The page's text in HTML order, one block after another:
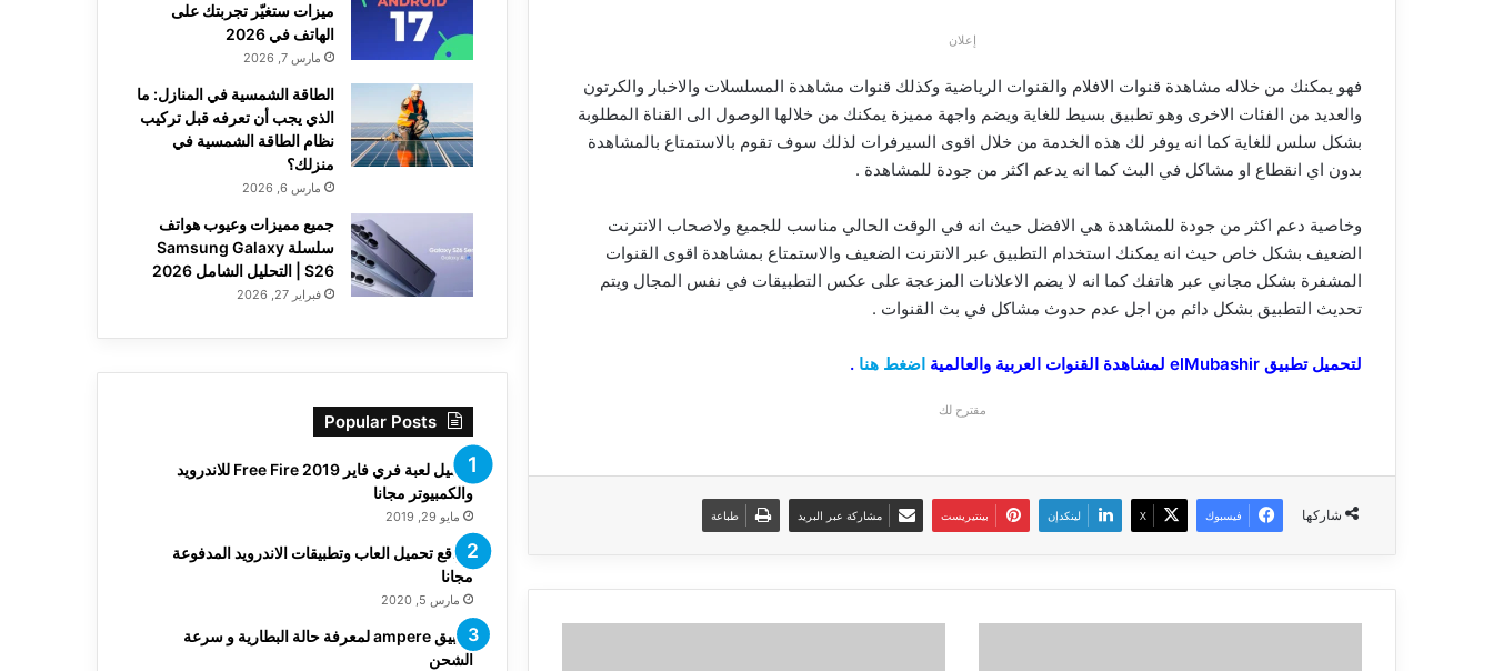
إعلان
فهو يمكنك من خلاله مشاهدة قنوات الافلام والقنوات الرياضية وكذلك قنوات مشاهدة المسلسلات والاخبار والكرتون
والعديد من الفئات الاخرى وهو تطبيق بسيط للغاية ويضم واجهة مميزة يمكنك من خلالها الوصول الى القناة المطلوبة
بشكل سلس للغاية كما انه يوفر لك هذه الخدمة من خلال اقوى السيرفرات لذلك سوف تقوم بالاستمتاع بالمشاهدة
بدون اي انقطاع او مشاكل في البث كما انه يدعم اكثر من جودة للمشاهدة .
وخاصية دعم اكثر من جودة للمشاهدة هي الافضل حيث انه في الوقت الحالي مناسب للجميع ولاصحاب الانترنت
الضعيف بشكل خاص حيث انه يمكنك استخدام التطبيق عبر الانترنت الضعيف والاستمتاع بمشاهدة اقوى القنوات
المشفرة بشكل مجاني عبر هاتفك كما انه لا يضم الاعلانات المزعجة على عكس التطبيقات في نفس المجال ويتم
تحديث التطبيق بشكل دائم من اجل عدم حدوث مشاكل في بث القنوات .
لتحميل تطبيق elMubashir لمشاهدة القنوات العربية والعالمية اضغط هنا .
مقترح لك
شاركها فيسبوك ‫X لينكدإن بينتيريست مشاركة عبر البريد طباعة
ميزات ستغيّر تجربتك على
الهاتف في 2026
مارس 7, 2026
الطاقة الشمسية في المنازل: ما
الذي يجب أن تعرفه قبل تركيب
نظام الطاقة الشمسية في
منزلك؟
مارس 6, 2026
جميع مميزات وعيوب هواتف
سلسلة Samsung Galaxy
S26 | التحليل الشامل 2026
فبراير 27, 2026
Popular Posts
تحميل لعبة فري فاير Free Fire 2019 للاندرويد
والكمبيوتر مجانا
مايو 29, 2019
مواقع تحميل العاب وتطبيقات الاندرويد المدفوعة
مجانا
مارس 5, 2020
تطبيق ampere لمعرفة حالة البطارية و سرعة
الشحن